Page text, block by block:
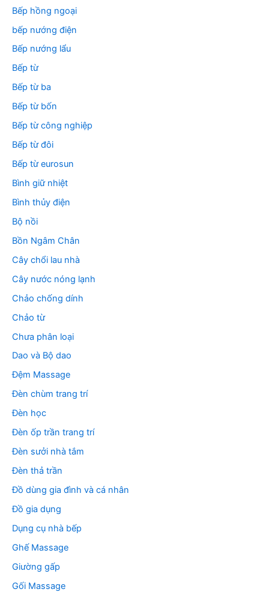
Bếp hồng ngoại
bếp nướng điện
Bếp nướng lẩu
Bếp từ
Bếp từ ba
Bếp từ bốn
Bếp từ công nghiệp
Bếp từ đôi
Bếp từ eurosun
Bình giữ nhiệt
Bình thủy điện
Bộ nồi
Bồn Ngâm Chân
Cây chổi lau nhà
Cây nước nóng lạnh
Chảo chống dính
Chảo từ
Chưa phân loại
Dao và Bộ dao
Đệm Massage
Đèn chùm trang trí
Đèn học
Đèn ốp trần trang trí
Đèn sưởi nhà tắm
Đèn thả trần
Đồ dùng gia đình và cá nhân
Đồ gia dụng
Dụng cụ nhà bếp
Ghế Massage
Giường gấp
Gối Massage